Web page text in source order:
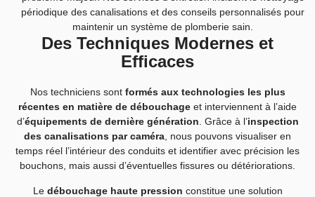
Des Techniques Modernes et
Efficaces
Nos techniciens sont formés aux technologies les plus
récentes en matière de débouchage et interviennent à l’aide
d’équipements de dernière génération . Grâce à l’inspection
des canalisations par caméra , nous pouvons visualiser en
temps réel l’intérieur des conduits et identifier avec précision les
bouchons, mais aussi d’éventuelles fissures ou détériorations.
Le débouchage haute pression constitue une solution
périodique des canalisations et des conseils personnalisés pour
maintenir un système de plomberie sain.